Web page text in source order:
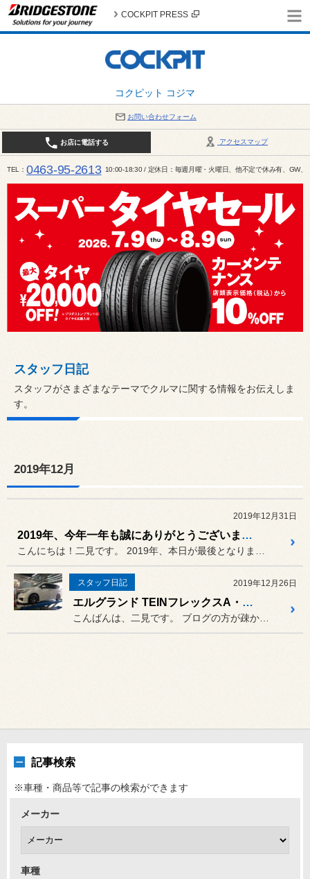
コクピット コジマ
COCKPIT PRESS
お問い合わせフォーム
アクセスマップ
お店に電話する
TEL 0463-95-2613 10:00-18:30 / 定休日：毎週月曜・火曜日、他不定で休み有、GW、
スタッフ日記
スタッフがさまざまなテーマでクルマに関する情報をお伝えしま
す。
2019年12月
2019年12月31日
2019年、今年一年も誠にありがとうございました。
スタッフ日記 2019年12月26日
エルグランド TEINフレックスA・四輪アライメント
記事検索
※車種・商品等で記事の検索ができます
メーカー
車種